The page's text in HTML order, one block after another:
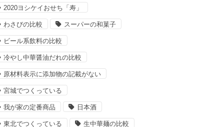
2020ヨシケイおせち「寿」
わさびの比較 スーパーの和菓子
ビール系飲料の比較
冷やし中華醤油だれの比較
原材料表示に添加物の記載がない
宮城でつくっている
我が家の定番商品 日本酒
東北でつくっている 生中華麺の比較